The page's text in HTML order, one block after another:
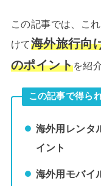
この記事では、こ
けて海外旅行向
のポイントを紹
この記事で得ら
海外用レンタ
イント
海外用モバイ